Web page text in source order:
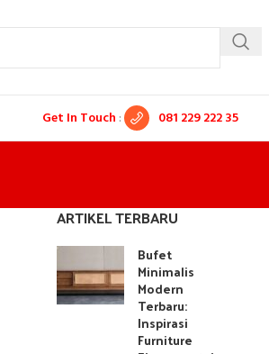
Get In Touch : 081 229 222 35
ARTIKEL TERBARU
Bufet
Minimalis
Modern
Terbaru:
Inspirasi
Furniture